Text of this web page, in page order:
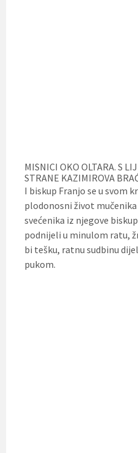
MISNICI OKO OLTARA. S
STRANE KAZIMIROVA
I biskup Franjo se u svom
plodonosni život
svećenika iz njegove
podnijeli u minulom ratu,
bi tešku, ratnu sudbinu
pukom.